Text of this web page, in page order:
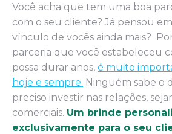
Você acha que tem uma boa
com o seu cliente? Já pensou
vínculo de vocês ainda mais?
parceria que você estabeleceu
possa durar anos, é muito
hoje e sempre. Ninguém sabe o
preciso investir nas relações,
comerciais. Um brinde
exclusivamente para o seu